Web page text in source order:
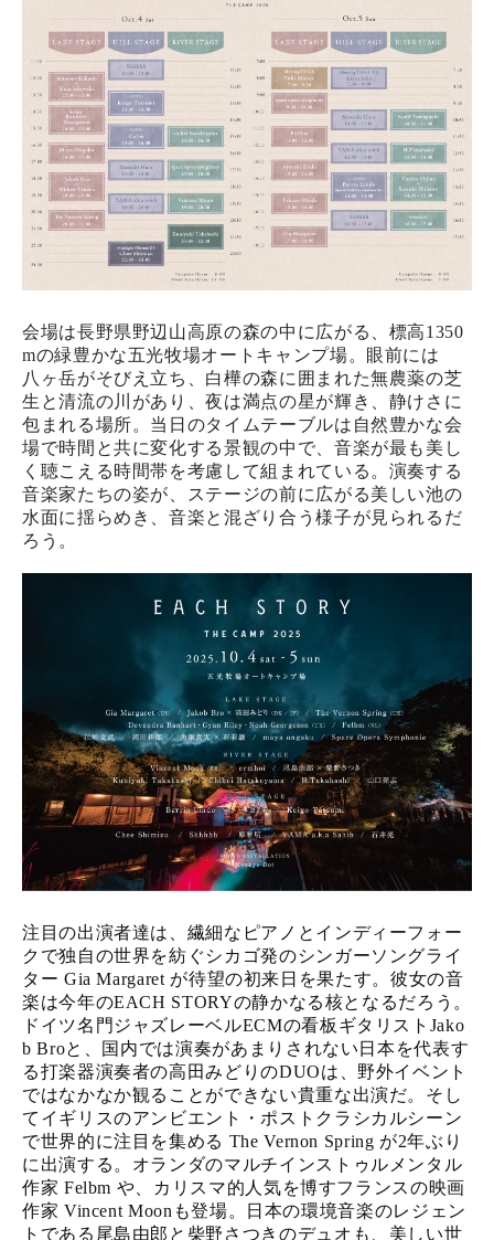
会場は長野県野辺山高原の森の中に広がる、標高1350
mの緑豊かな五光牧場オートキャンプ場。眼前には
八ヶ岳がそびえ立ち、白樺の森に囲まれた無農薬の芝
生と清流の川があり、夜は満点の星が輝き、静けさに
包まれる場所。当日のタイムテーブルは自然豊かな会
場で時間と共に変化する景観の中で、音楽が最も美し
く聴こえる時間帯を考慮して組まれている。演奏する
音楽家たちの姿が、ステージの前に広がる美しい池の
水面に揺らめき、音楽と混ざり合う様子が見られるだ
ろう。
注目の出演者達は、繊細なピアノとインディーフォー
クで独自の世界を紡ぐシカゴ発のシンガーソングライ
ター Gia Margaret が待望の初来日を果たす。彼女の音
楽は今年のEACH STORYの静かなる核となるだろう。
ドイツ名門ジャズレーベルECMの看板ギタリストJako
b Broと、国内では演奏があまりされない日本を代表す
る打楽器演奏者の高田みどりのDUOは、野外イベント
ではなかなか観ることができない貴重な出演だ。そし
てイギリスのアンビエント・ポストクラシカルシーン
で世界的に注目を集める The Vernon Spring が2年ぶり
に出演する。オランダのマルチインストゥルメンタル
作家 Felbm や、カリスマ的人気を博すフランスの映画
作家 Vincent Moonも登場。日本の環境音楽のレジェン
トである尾島由郎と柴野さつきのデュオも、美しい世